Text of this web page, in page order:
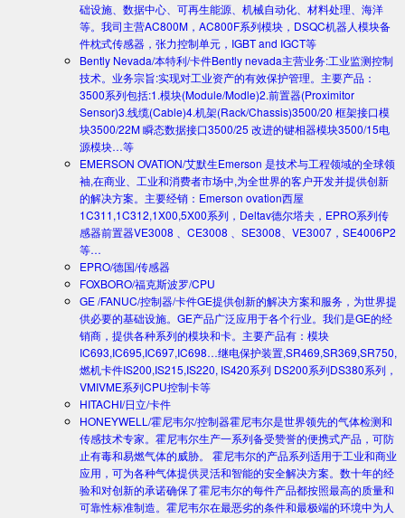
础设施、数据中心、可再生能源、机械自动化、材料处理、海洋
等。我司主营AC800M，AC800F系列模块，DSQC机器人模块备
件枕式传感器，张力控制单元，IGBT and IGCT等
Bently Nevada/本特利/卡件Bently nevada主营业务:工业监测控制
技术。业务宗旨:实现对工业资产的有效保护管理。主要产品：
3500系列包括:1.模块(Module/Modle)2.前置器(Proximitor
Sensor)3.线缆(Cable)4.机架(Rack/Chassis)3500/20 框架接口模
块3500/22M 瞬态数据接口3500/25 改进的键相器模块3500/15电
源模块…等
EMERSON OVATION/艾默生Emerson 是技术与工程领域的全球领
袖,在商业、工业和消费者市场中,为全世界的客户开发并提供创新
的解决方案。主要经销：Emerson ovation西屋
1C311,1C312,1X00,5X00系列，Deltav德尔塔夫，EPRO系列传
感器前置器VE3008 、CE3008 、SE3008、VE3007，SE4006P2
等…
EPRO/德国/传感器
FOXBORO/福克斯波罗/CPU
GE /FANUC/控制器/卡件GE提供创新的解决方案和服务，为世界提
供必要的基础设施。GE产品广泛应用于各个行业。我们是GE的经
销商，提供各种系列的模块和卡。主要产品有：模块
IC693,IC695,IC697,IC698…继电保护装置,SR469,SR369,SR750,
燃机卡件IS200,IS215,IS220, IS420系列 DS200系列DS380系列，
VMIVME系列CPU控制卡等
HITACHI/日立/卡件
HONEYWELL/霍尼韦尔/控制器霍尼韦尔是世界领先的气体检测和
传感技术专家。霍尼韦尔生产一系列备受赞誉的便携式产品，可防
止有毒和易燃气体的威胁。 霍尼韦尔的产品系列适用于工业和商业
应用，可为各种气体提供灵活和智能的安全解决方案。数十年的经
验和对创新的承诺确保了霍尼韦尔的每件产品都按照最高的质量和
可靠性标准制造。霍尼韦尔在最恶劣的条件和最极端的环境中为人